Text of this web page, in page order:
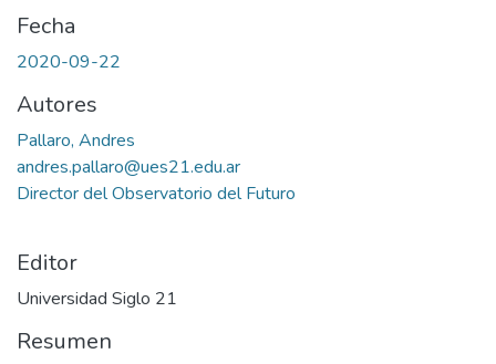
Fecha
2020-09-22
Autores
Pallaro, Andres
andres.pallaro@ues21.edu.ar
Director del Observatorio del Futuro
Editor
Universidad Siglo 21
Resumen